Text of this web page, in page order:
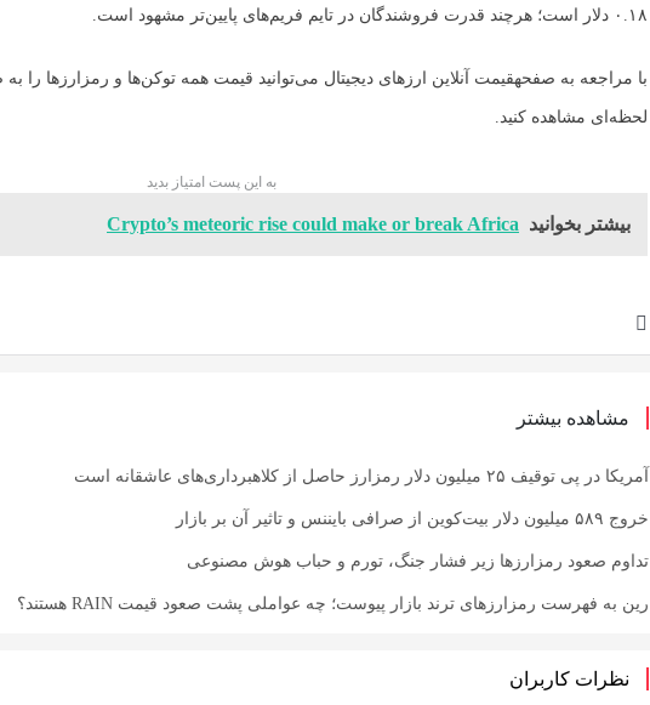
۰.۱۸ دلار است؛ هرچند قدرت فروشندگان در تایم ‌فریم‌های پایین‌تر مشهود است.
با مراجعه به صفحهقیمت آنلاین ارزهای دیجیتال می‌توانید قیمت همه توکن‌ها و رمزارزها را
لحظه‌ای مشاهده کنید.
به این پست امتیاز بدید
بیشتر بخوانید Crypto’s meteoric rise could make or break Africa
مشاهده بیشتر
آمریکا در پی توقیف ۲۵ میلیون دلار رمزارز حاصل از کلاهبرداری‌های عاشقانه است
خروج ۵۸۹ میلیون دلار بیت‌کوین از صرافی بایننس و تاثیر آن بر بازار
تداوم صعود رمزارزها زیر فشار جنگ، تورم و حباب هوش مصنوعی
رین به فهرست رمزارزهای ترند بازار پیوست؛ چه عواملی پشت صعود قیمت RAIN هستند؟
نظرات کاربران